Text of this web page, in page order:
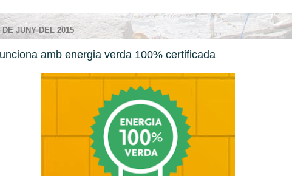
DE JUNY DEL 2015
amb energia verda 100% certificada